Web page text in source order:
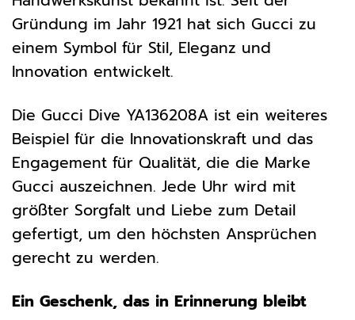
Gründung im Jahr 1921 hat sich Gucci zu
einem Symbol für Stil, Eleganz und
Innovation entwickelt.
Die Gucci Dive YA136208A ist ein weiteres
Beispiel für die Innovationskraft und das
Engagement für Qualität, die die Marke
Gucci auszeichnen. Jede Uhr wird mit
größter Sorgfalt und Liebe zum Detail
gefertigt, um den höchsten Ansprüchen
gerecht zu werden.
Ein Geschenk, das in Erinnerung bleibt